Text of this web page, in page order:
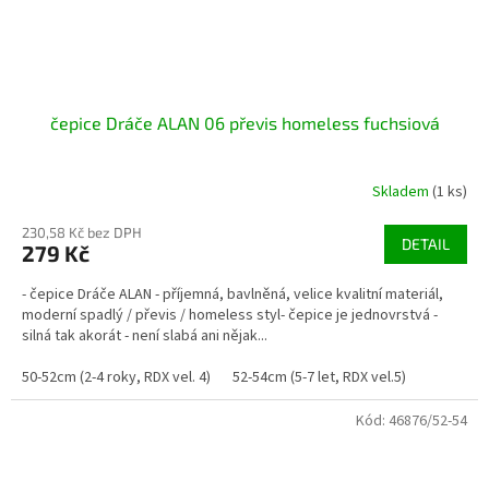
čepice Dráče ALAN 06 převis homeless fuchsiová
Skladem (1 ks)
230,58 Kč bez DPH
279 Kč DETAIL
- čepice Dráče ALAN - příjemná, bavlněná, velice kvalitní materiál,
moderní spadlý / převis / homeless styl- čepice je jednovrstvá -
silná tak akorát - není slabá ani nějak...
50-52cm (2-4 roky, RDX vel. 4)
52-54cm (5-7 let, RDX vel.5)
Kód: 46876/52-54